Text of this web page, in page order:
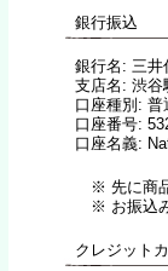
銀行振込
銀行名 : 三井
支店名 : 渋谷
口座種別 : 普
口座番号:
口座名義:
※ 先に商品
※ お振込み
クレジット